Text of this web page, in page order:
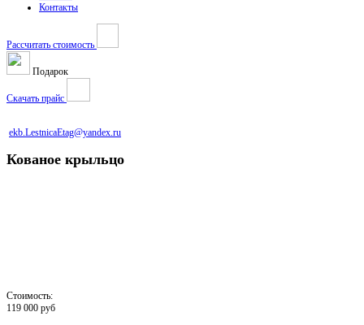
Контакты
Рассчитать стоимость
Подарок
Скачать прайс
ekb.LestnicaEtag@yandex.ru
Кованое крыльцо
Стоимость:
119 000 руб